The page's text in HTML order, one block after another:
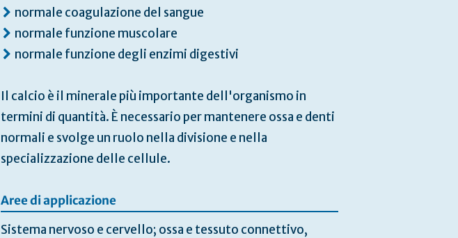
normale coagulazione del sangue
normale funzione muscolare
normale funzione degli enzimi digestivi
Il calcio è il minerale più importante dell'organismo in
termini di quantità. È necessario per mantenere ossa e denti
normali e svolge un ruolo nella divisione e nella
specializzazione delle cellule.
Aree di applicazione
Sistema nervoso e cervello; ossa e tessuto connettivo,